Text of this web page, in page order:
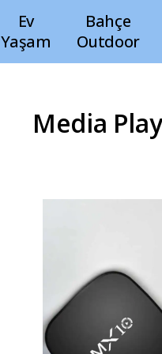
Ev
Yaşam
Bahçe
Outdoor
Media